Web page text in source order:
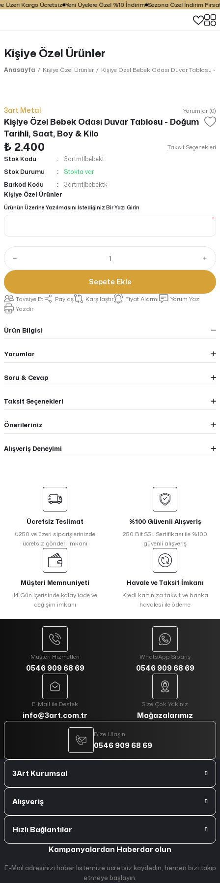
Üzeri Kargo Ücretsiz Yeni Üyelere Özel %10 İndirim Sezona Özel İndirim
Kişiye Özel Ürünler
Anasayfa Kişiye Özel Ürünler Kişiye Özel Bebek Odası Duvar Tablosu -
3art Metal Yorumlar (0)
Kişiye Özel Bebek Odası Duvar Tablosu - Doğum
Tarihli, Saat, Boy & Kilo
₺ 2.400
Taksit Seçenekleri
Stok Kodu
3artmtlbebekt
Stok Durumu
Stokta var
Barkod Kodu
3artmtlbebektk
Kişiye Özel Ürünler
Ürünün Üzerine Yazılmasını İstediğiniz Bir Yazı Girin
*
Sepete Ekle
Tavsiye Et Paylaş Karşılaştır Fiyat Alarmı
Yorum Yaz
Yazdır
Ürün Bilgisi
Yorumlar
Soru & Cevap
Taksit Seçenekleri
Önerileriniz
Alışveriş Deneyimi
Ücretsiz Teslimat
₺250 ve üzeri siparişlerinizde
ücretsiz gönderi imkanı
%100 Güvenli Alışveriş
250 Bit SSL Sertifikası ile %100
güvenli alışveriş
Müşteri Memnuniyeti
14 Gün içerisinde kolay iade ve
değişim imkanı
Havale ve Taksit İmkanı
Kredi kartınıza taksit ve banka
havalesi ile ödeme
Müşteri Hizmetleri
0546 909 68 69
WhatsApp Sipariş
0546 909 68 69
E-Mail ile Destek
info@3art.com.tr
Size Çok Yakınız
Mağazalarımız
Bize Ulaşın
0546 909 68 69
3Art Kurumsal
Alışveriş
Hızlı Bağlantılar
Kampanyalardan Haberdar olun
E-Mail adresinizi haber listemize ücretsiz kaydedin, hemen bizi takip
etmeye başlayın.